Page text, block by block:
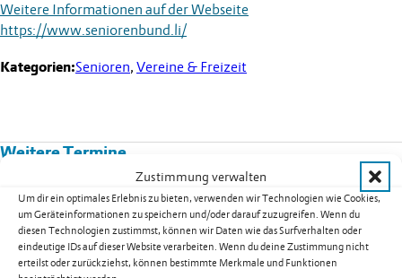
Zustimmung verwalten
Um dir ein optimales Erlebnis zu bieten, verwenden wir Technologien wie Cookies,
um Geräteinformationen zu speichern und/oder darauf zuzugreifen. Wenn du
diesen Technologien zustimmst, können wir Daten wie das Surfverhalten oder
eindeutige IDs auf dieser Website verarbeiten. Wenn du deine Zustimmung nicht
erteilst oder zurückziehst, können bestimmte Merkmale und Funktionen
Weitere Informationen auf der Webseite
https://www.seniorenbund.li/
Kategorien:Senioren, Vereine & Freizeit
Weitere Termine
Kurs 08B02: Yoga für Männer in
Nendeln
Datum:17.08.2026
Uhrzeit:19.30-20.30Uhr